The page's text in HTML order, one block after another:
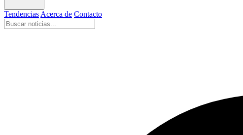
Tendencias Acerca de Contacto